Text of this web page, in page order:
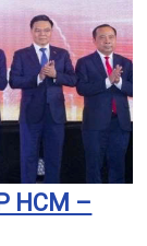
HCM –